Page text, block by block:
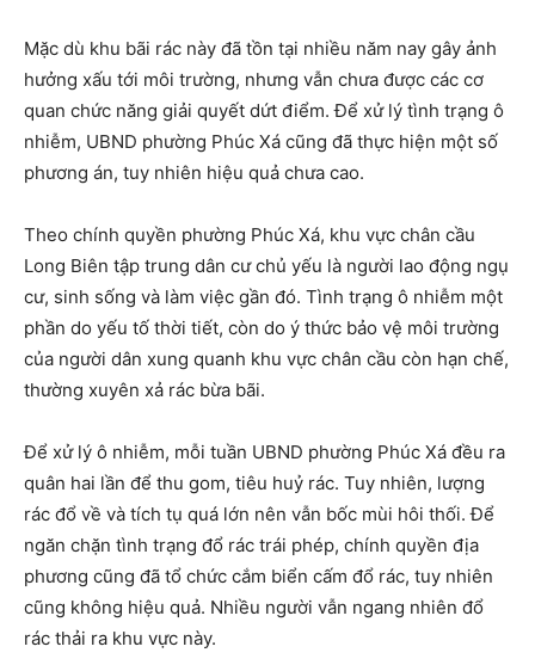
Mặc dù khu bãi rác này đã tồn tại nhiều năm nay gây ảnh
hưởng xấu tới môi trường, nhưng vẫn chưa được các cơ
quan chức năng giải quyết dứt điểm. Để xử lý tình trạng ô
nhiễm, UBND phường Phúc Xá cũng đã thực hiện một số
phương án, tuy nhiên hiệu quả chưa cao.
Theo chính quyền phường Phúc Xá, khu vực chân cầu
Long Biên tập trung dân cư chủ yếu là người lao động ngụ
cư, sinh sống và làm việc gần đó. Tình trạng ô nhiễm một
phần do yếu tố thời tiết, còn do ý thức bảo vệ môi trường
của người dân xung quanh khu vực chân cầu còn hạn chế,
thường xuyên xả rác bừa bãi.
Để xử lý ô nhiễm, mỗi tuần UBND phường Phúc Xá đều ra
quân hai lần để thu gom, tiêu huỷ rác. Tuy nhiên, lượng
rác đổ về và tích tụ quá lớn nên vẫn bốc mùi hôi thối. Để
ngăn chặn tình trạng đổ rác trái phép, chính quyền địa
phương cũng đã tổ chức cắm biển cấm đổ rác, tuy nhiên
cũng không hiệu quả. Nhiều người vẫn ngang nhiên đổ
rác thải ra khu vực này.